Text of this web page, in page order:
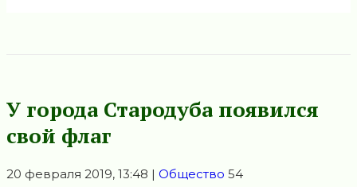
У города Стародуба появился
свой флаг
20 февраля 2019, 13:48 | Общество 54